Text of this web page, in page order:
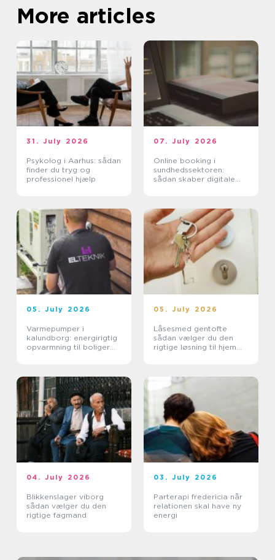
More articles
31. July 2026
Psykolog i Aarhus: sådan
finder du tryg og
professionel hjælp
07. July 2026
Online booking i
sundhedssektoren:
sådan skaber digitale
05. July 2026
Varmepumper i
kalundborg: energirigtig
opvarmning til boliger
05. July 2026
Låsesmed gentofte
sådan vælger du den
rigtige løsning til hjem
04. July 2026
Blikkenslager viborg
sådan vælger du den
rigtige fagmand
03. July 2026
Parterapi fredericia når
relationen skal have ny
energi